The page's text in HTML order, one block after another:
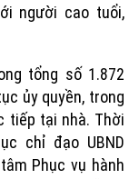
người cao tuổi,
tổng số 1.872
ủy quyền, trong
tiếp tại nhà. Thời
chỉ đạo UBND
Phục vụ hành